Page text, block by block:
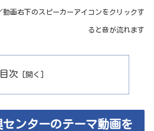
画右下のスピーカーアイコンをクリックす
ると音が流れます
目次
ンターのテーマ動画を